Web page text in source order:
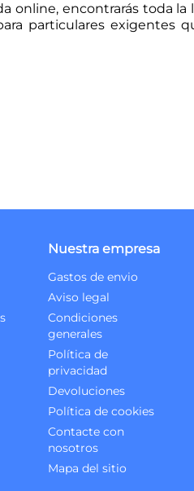
online, encontrarás toda la
particulares exigentes
Nuestra empresa
Gastos de envio
Aviso legal
Condiciones
generales
Política de
privacidad
Devoluciones
Política de cookies
Contacte con
nosotros
Mapa del sitio